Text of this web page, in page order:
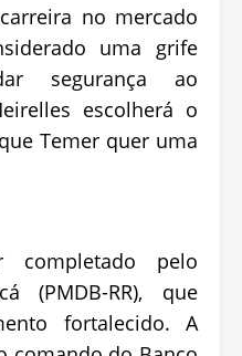
no mercado
uma grife
segurança ao
escolherá o
Temer quer uma
pelo
(PMDB-RR), que
fortalecido. A